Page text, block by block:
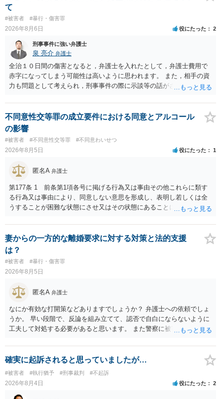
一般論でいえば、任意取り調べの場合、ＩＣレコーダーを持参して取
り調べ内容を録音することは必須だと考えます。
て
#被害者 #暴行・傷害罪
2026年8月6日 役にたった 2
刑事事件に強い弁護士
泉 亮介 弁護士
全治１０日間の傷害となると，弁護士を入れたとして，弁護士費用で
赤字になってしまう可能性は高いように思われます。 また，相手の資
力も問題として考えられ，刑事事件の際に示談等の話がされなかった
う。
不同意性交等罪の成立要件における同意とアルコール
の影響
#被害者 #不同意性交等罪 #不同意わいせつ
2026年8月5日 役にたった 1
匿名A 弁護士
第177条 1 前条第1項各号に掲げる行為又は事由その他これらに類す
る行為又は事由により、同意しない意思を形成し、表明し若しくは全
うすることが困難な状態にさせ又はその状態にあることに乗じて、性
く。）若しくは物を挿入する行為であってわいせつなもの（以下この
条及び第179条第2項において「性交等」という。）をした者は、婚姻
関係の有無にかかわらず、5年以上の有期拘禁刑に処する。 第176条 1
次に掲げる行為又は事由その他これらに類する行為又は事由により、
同意しない意思を形成し、表明し若しくは全うすることが困難な状態
にさせ又はその状態にあることに乗じて、わいせつな行為をした者
は、婚姻関係の有無にかかわらず、6月以上10年以下の拘禁刑に処す
る。 ③アルコール若しくは薬物を摂取させること又はそれらの影響が
あること。 以上の通りですから、アルコール摂取だけでなく、「同意
しない意思を形成し、表明し若しくは全うすることが困難な状態」で
あることが必要です。
妻からの一方的な離婚要求に対する対策と法的支援
は？
#被害者 #暴行・傷害罪
2026年8月5日
匿名A 弁護士
なにか有効な打開策などありますでしょうか？ 弁護士への依頼でしょ
うか。 早い段階で、反論を組み立てて、認否で自白にならないように
工夫して対処する必要があると思います。 また警察に被害届を出すと
告訴状を作って証拠をそろえて出すことでしょう。
確実に起訴されると思っていましたが…
#被害者 #執行猶予 #刑事裁判 #不起訴
2026年8月4日 役にたった 2